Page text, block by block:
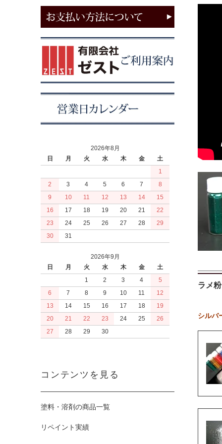
ラメ
シルバ
2026年8月
日
月 火 水 木 金
土
1
2
3 4 5 6 7
8
9
10 11 12 13 14
15
16
17 18 19 20 21
22
23
24 25 26 27 28
29
30
31
2026年9月
日
月 火 水 木 金
土
1
2 3 4
5
6
7 8 9 10 11
12
13
14 15 16 17 18
19
20
21 22 23 24 25
26
27
28 29 30
コンテンツを見る
塗料・溶剤の商品一覧
リペイント実績